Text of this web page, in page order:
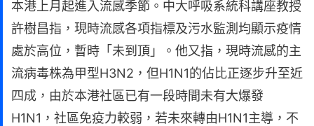
本港上月起進入流感季節。中大呼吸系統科講座教授
許樹昌指，現時流感各項指標及污水監測均顯示疫情
處於高位，暫時「未到頂」。他又指，現時流感的主
流病毒株為甲型H3N2，但H1N1的佔比正逐步升至近
四成，由於本港社區已有一段時間未有大爆發
H1N1，社區免疫力較弱，若未來轉由H1N1主導，不